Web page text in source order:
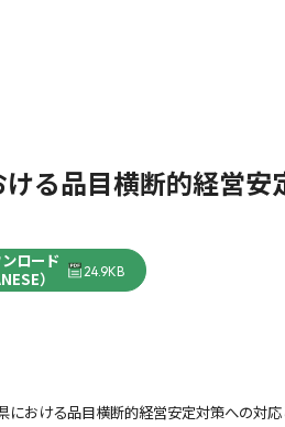
る品目横断的経営
ロード
）
24.9KB
における品目横断的経営安定対策への対